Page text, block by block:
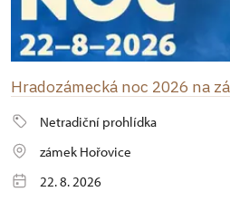
Hradozámecká noc 2026 na
Netradiční prohlídka
zámek Hořovice
22. 8. 2026